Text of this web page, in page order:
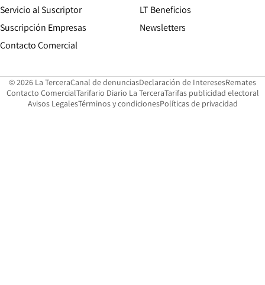
Servicio al Suscriptor
Suscripción Empresas
Contacto ComercialOpens in new window
LT Beneficios
Newsletters
© 2026 La TerceraCanal de denunciasOpens in new window
Declaración de InteresesOpens in
Remates
Contacto ComercialOpens in new window
Tarifario Diario La TerceraOpens in new window
Tarifas publicidad electoral
Avisos LegalesOpens in new window
Términos y condicionesPolíticas de privacidad